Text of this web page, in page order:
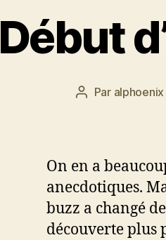
Début
Auteur
Par alphoenix
On en a
anecdotiques.
buzz a changé
découverte plus